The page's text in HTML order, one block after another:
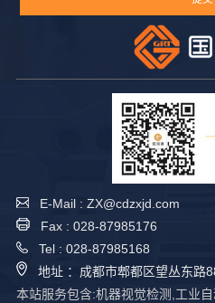
E-Mail : ZX@cdzxjd.com
Fax : 028-87985176
Tel : 028-87985168
地址 ：成都市郫都区望丛东路
本站服务包含:机器视觉检测,工业